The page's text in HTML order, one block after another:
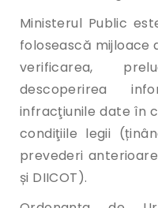
Ministerul Public
folosească mijloace
verificarea,
descoperirea
infracţiunile date în
condiţiile legii
prevederi
și DIICOT).